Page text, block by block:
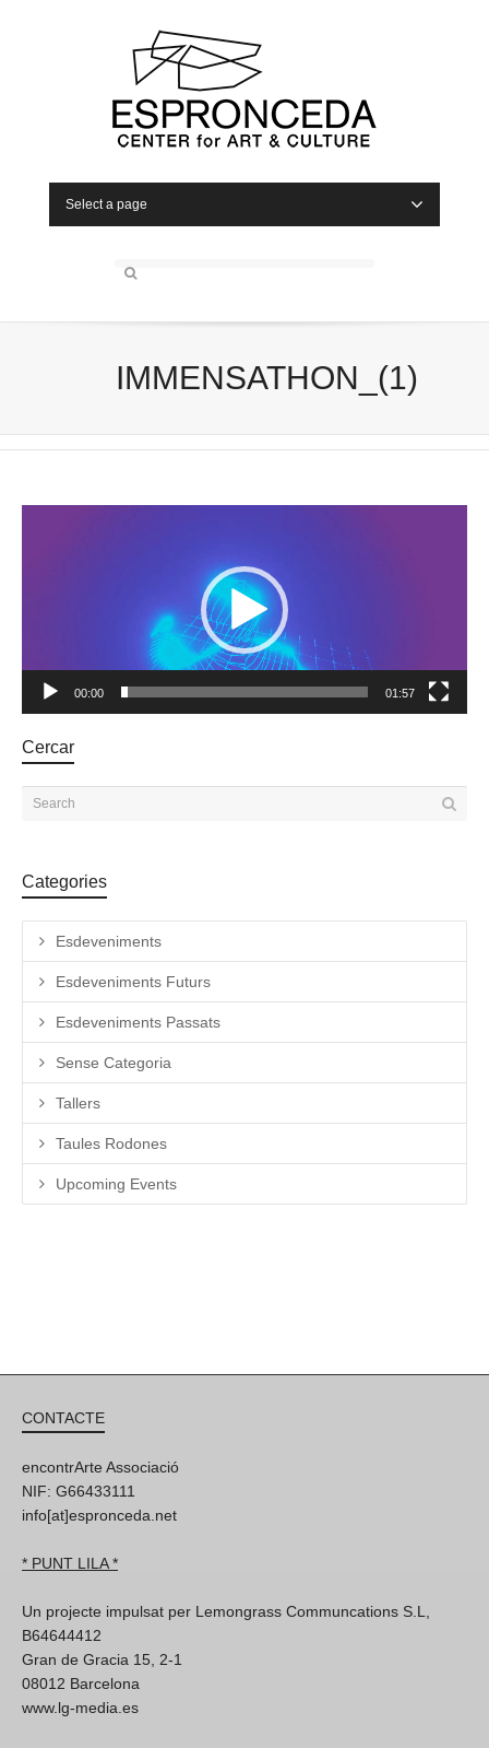
Select a page
IMMENSATHON_(1)
00:00 01:57
Cercar
Categories
Esdeveniments
Esdeveniments Futurs
Esdeveniments Passats
Sense Categoria
Tallers
Taules Rodones
Upcoming Events
CONTACTE
encontrArte Associació
NIF: G66433111
info[at]espronceda.net
* PUNT LILA *
Un projecte impulsat per Lemongrass Communcations S.L,
B64644412
Gran de Gracia 15, 2-1
08012 Barcelona
www.lg-media.es